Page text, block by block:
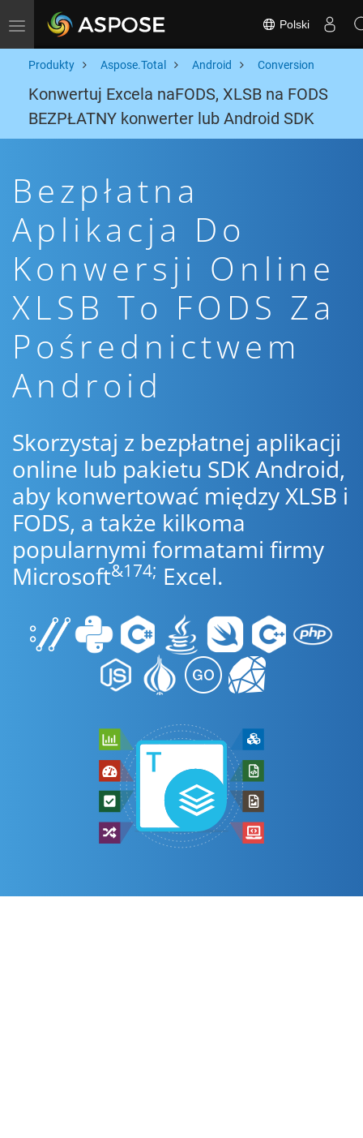
Toggle navigation Polski
Produkty Aspose.Total Android Conversion
Konwertuj Excela naFODS, XLSB na FODS
BEZPŁATNY konwerter lub Android SDK
Bezpłatna
Aplikacja Do
Konwersji Online
XLSB To FODS Za
Pośrednictwem
Android
Skorzystaj z bezpłatnej aplikacji
online lub pakietu SDK Android,
aby konwertować między XLSB i
FODS, a także kilkoma
popularnymi formatami firmy
Microsoft&174; Excel.